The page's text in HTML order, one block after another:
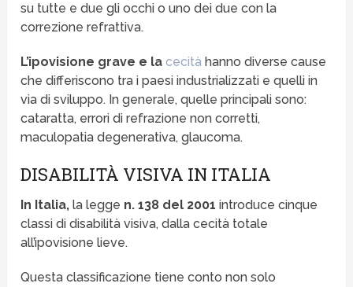
su tutte e due gli occhi o uno dei due con la
correzione refrattiva.
L’ipovisione grave e lacecità hanno diverse cause
che differiscono tra i paesi industrializzati e quelli in
via di sviluppo. In generale, quelle principali sono:
cataratta, errori di refrazione non corretti,
maculopatia degenerativa, glaucoma.
DISABILITÀ VISIVA IN ITALIA
In Italia, la legge n. 138 del 2001 introduce cinque
classi di disabilità visiva, dalla cecità totale
all’ipovisione lieve.
Questa classificazione tiene conto non solo